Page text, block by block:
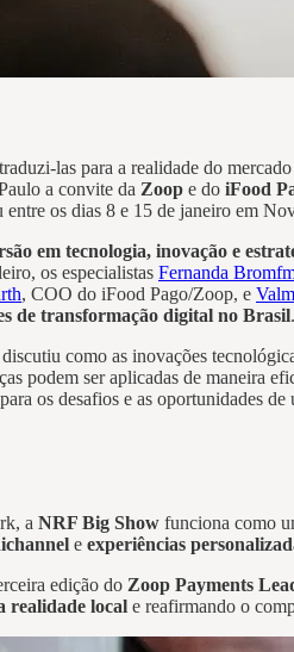
las para a realidade do
a convite da Zoop e do iFood
os dias 8 e 15 de janeiro em
em tecnologia, inovação e
os especialistas Fernanda
, COO do iFood Pago/Zoop, e
de transformação digital no Brasil.
como as inovações
podem ser aplicadas de maneira
os desafios e as oportunidades
a NRF Big Show funciona como
e experiências
edição do Zoop Payments
realidade local e reafirmando o